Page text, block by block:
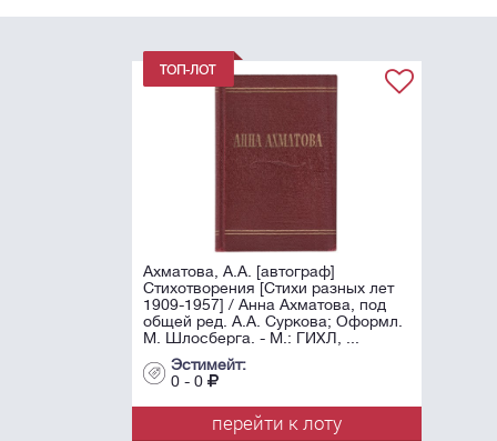
Ахматова, А.А. [автограф]
Стихотворения [Стихи разных лет
1909-1957] / Анна Ахматова, под
общей ред. А.А. Суркова; Оформл.
М. Шлосберга. - М.: ГИХЛ, ...
Эстимейт:
0 - 0
перейти к лоту